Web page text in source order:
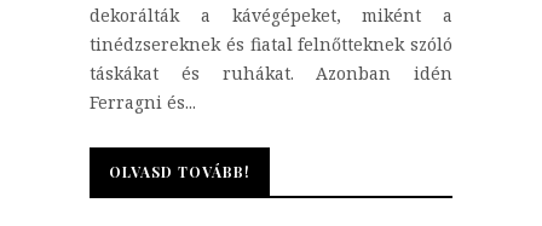
dekorálták a kávégépeket, miként a
tinédzsereknek és fiatal felnőtteknek szóló
táskákat és ruhákat. Azonban idén
Ferragni és...
OLVASD TOVÁBB!
OLVASD TOVÁBB!